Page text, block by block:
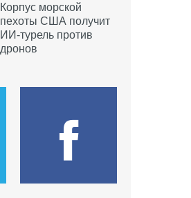
Корпус морской
пехоты США получит
ИИ-турель против
дронов